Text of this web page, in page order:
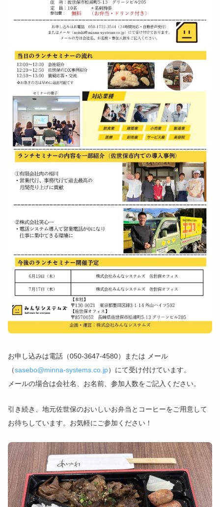
お申し込みは電話（050-3647-4580）または メール
（sasebo@minna-systems.co.jp）にて受け付けています。
メールの場合は会社名、お名前、参加人数をご記入ください。
引き続き、地元佐世保のおいしいお弁当とコーヒーをご用意して
お待ちしています。お気軽にご参加ください！